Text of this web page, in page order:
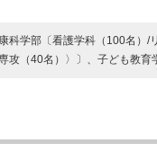
科学部〔看護学科（100名）/
攻（40名）〉〕、子ども教